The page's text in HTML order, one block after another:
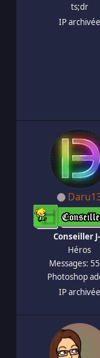
ts;dr
IP archivée
Conseiller
Héros
Messages:
Photoshop
IP archivée